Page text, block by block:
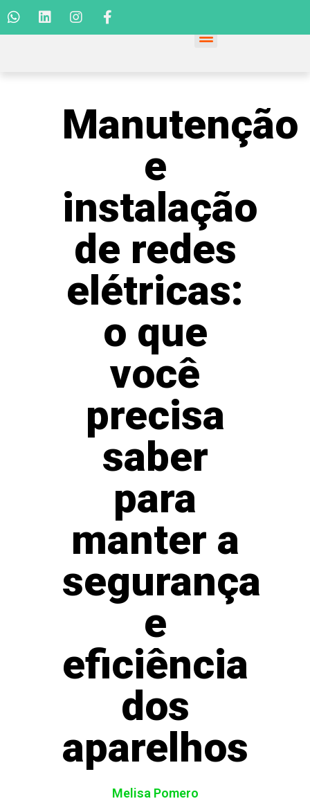
Manutenção
e
instalação
de redes
elétricas:
o que
você
precisa
saber
para
manter a
segurança
e
eficiência
dos
aparelhos
Melisa Pomero